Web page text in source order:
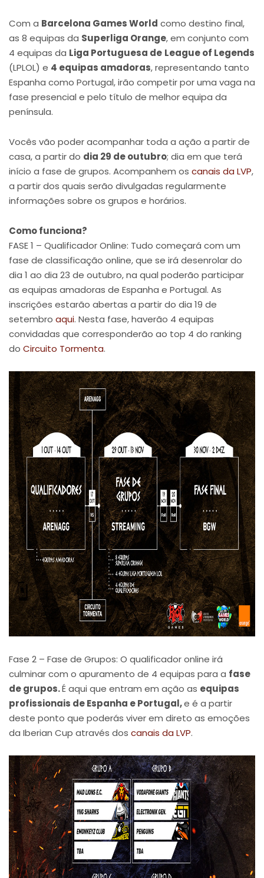
Com a Barcelona Games World como destino final,
as 8 equipas da Superliga Orange, em conjunto com
4 equipas da Liga Portuguesa de League of Legends
(LPLOL) e 4 equipas amadoras, representando tanto
Espanha como Portugal, irão competir por uma vaga na
fase presencial e pelo título de melhor equipa da
península.
Vocês vão poder acompanhar toda a ação a partir de
casa, a partir do dia 29 de outubro; dia em que terá
início a fase de grupos. Acompanhem os canais da LVP,
a partir dos quais serão divulgadas regularmente
informações sobre os grupos e horários.
Como funciona?
FASE 1 – Qualificador Online: Tudo começará com um
fase de classificação online, que se irá desenrolar do
dia 1 ao dia 23 de outubro, na qual poderão participar
as equipas amadoras de Espanha e Portugal. As
inscrições estarão abertas a partir do dia 19 de
setembro aqui. Nesta fase, haverão 4 equipas
convidadas que corresponderão ao top 4 do ranking
do Circuito Tormenta.
Fase 2 – Fase de Grupos: O qualificador online irá
culminar com o apuramento de 4 equipas para a fase
de grupos.É aqui que entram em ação as equipas
profissionais de Espanha e Portugal,e é a partir
deste ponto que poderás viver em direto as emoções
da Iberian Cup através dos canais da LVP.